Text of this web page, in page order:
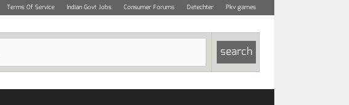
Terms Of Service Indian Govt Jobs Consumer Forums Detechter Pkv games